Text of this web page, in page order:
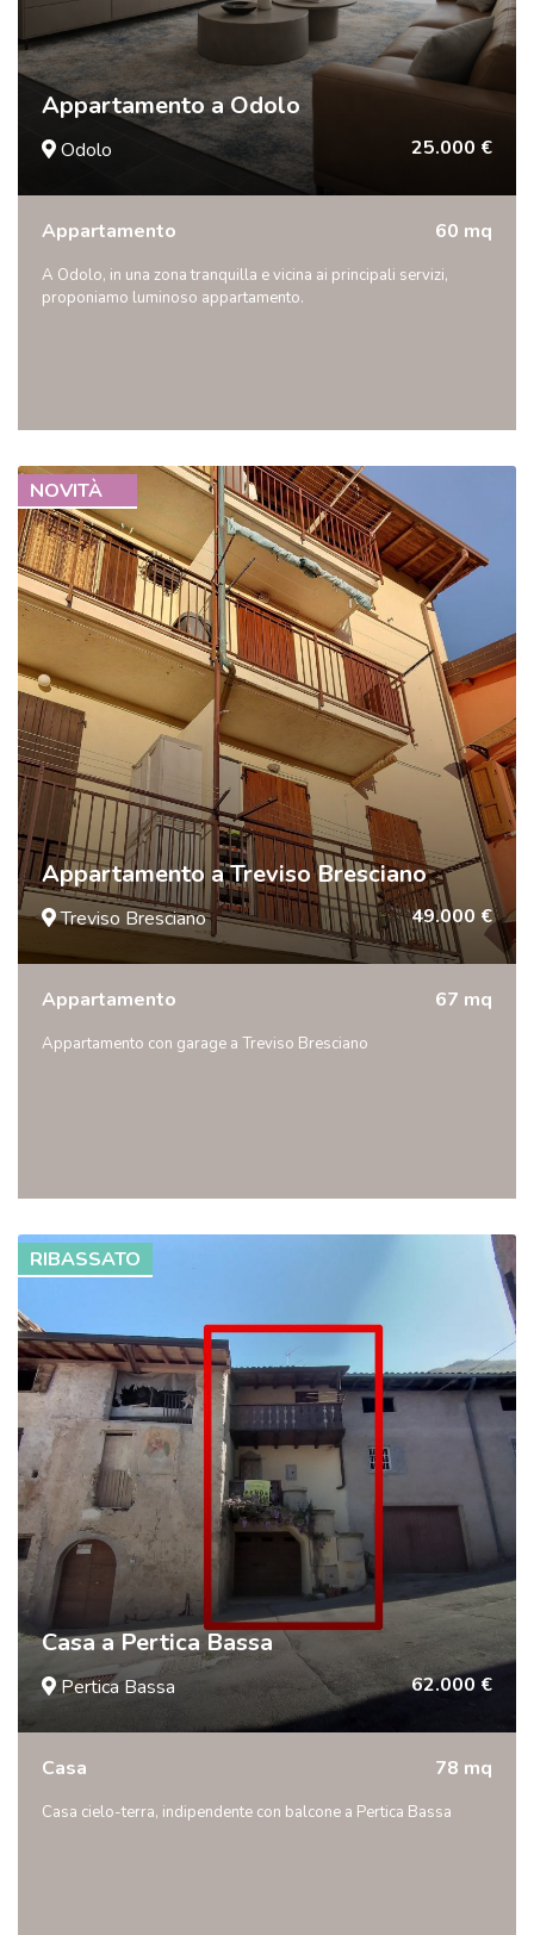
Appartamento a Odolo
Odolo 25.000 €
Appartamento 60 mq
A Odolo, in una zona tranquilla e vicina ai principali servizi,
proponiamo luminoso appartamento.
NOVITÀ
Appartamento a Treviso Bresciano
Treviso Bresciano 49.000 €
Appartamento 67 mq
Appartamento con garage a Treviso Bresciano
RIBASSATO
Casa a Pertica Bassa
Pertica Bassa 62.000 €
Casa 78 mq
Casa cielo-terra, indipendente con balcone a Pertica Bassa